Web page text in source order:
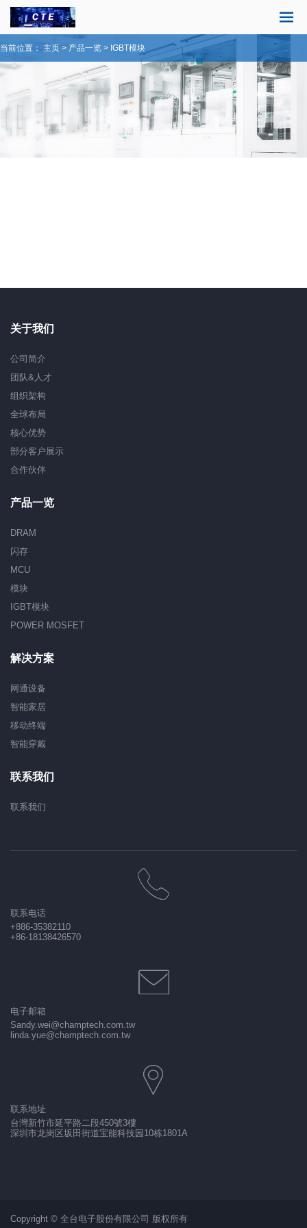
当前位置： 主页 > 产品一览 > IGBT模块
关于我们
公司简介
团队&人才
组织架构
全球布局
核心优势
部分客户展示
合作伙伴
产品一览
DRAM
闪存
MCU
模块
IGBT模块
POWER MOSFET
解决方案
网通设备
智能家居
移动终端
智能穿戴
联系我们
联系我们
联系电话
+886-35382110
+86-18138426570
电子邮箱
Sandy.wei@champtech.com.tw
linda.yue@champtech.com.tw
联系地址
台灣新竹市延平路二段450號3樓
深圳市龙岗区坂田街道宝能科技园10栋1801A
Copyright © 全台电子股份有限公司 版权所有